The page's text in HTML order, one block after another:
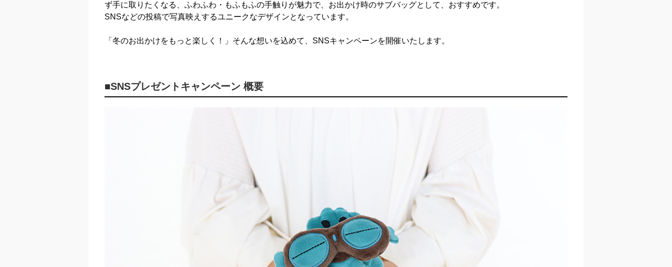
ず手に取りたくなる、ふわふわ・もふもふの手触りが魅力で、お出かけ時のサブバッグとして、おすすめです。
SNSなどの投稿で写真映えするユニークなデザインとなっています。
「冬のお出かけをもっと楽しく！」そんな想いを込めて、SNSキャンペーンを開催いたします。
■SNSプレゼントキャンペーン 概要